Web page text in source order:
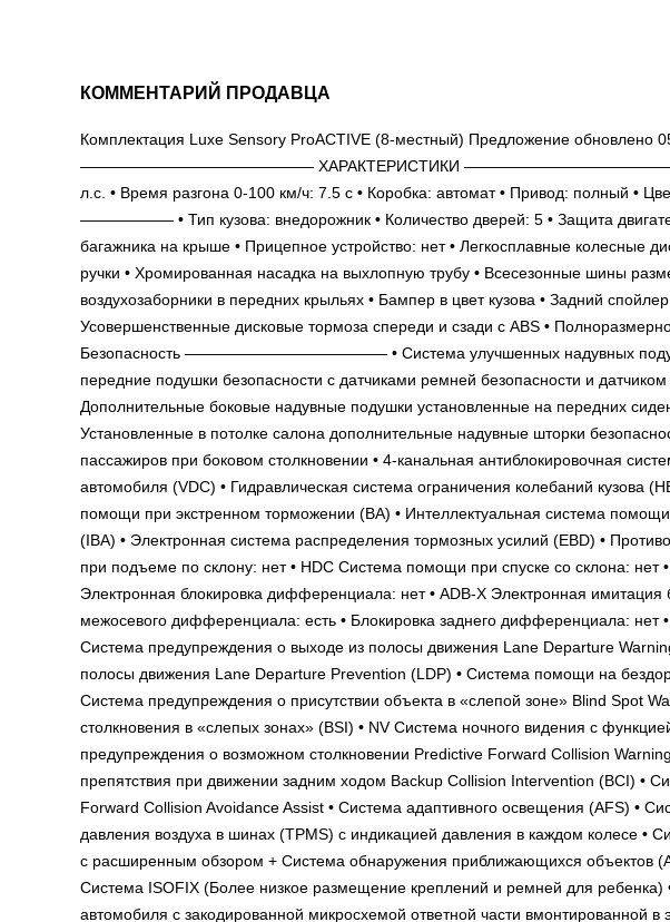
КОММЕНТАРИЙ ПРОДАВЦА
Комплектация Luxe Sensory ProACTIVE (8-местный) Предложение обновлено 05
——————————————— ХАРАКТЕРИСТИКИ ——————————————— •
л.с. • Время разгона 0-100 км/ч: 7.5 c • Коробка: автомат • Привод: полный
—————— • Тип кузова: внедорожник • Количество дверей: 5 • Защита
багажника на крыше • Прицепное устройство: нет • Легкосплавные колесные
ручки • Хромированная насадка на выхлопную трубу • Всесезонные шины
воздухозаборники в передних крыльях • Бампер в цвет кузова • Задний
Усовершенственные дисковые тормоза спереди и сзади с ABS •
Безопасность ————————————— • Система улучшенных надувных
передние подушки безопасности с датчиками ремней безопасности и
Дополнительные боковые надувные подушки установленные на передних
Установленные в потолке салона дополнительные надувные шторки
пассажиров при боковом столкновении • 4-канальная антиблокировочная
автомобиля (VDC) • Гидравлическая система ограничения колебаний кузова
помощи при экстренном торможении (BA) • Интеллектуальная система
(IBA) • Электронная система распределения тормозных усилий (EBD) •
при подъеме по склону: нет • HDC Система помощи при спуске со склона: нет
Электронная блокировка дифференциала: нет • ADB-X Электронная
межосевого дифференциала: есть • Блокировка заднего дифференциала: нет
Cистема предупреждения о выходе из полосы движения Lane Departure
полосы движения Lane Departure Prevention (LDP) • Система помощи на
Cистема предупреждения о присутствии объекта в «слепой зоне» Blind Spot
столкновения в «слепых зонах» (BSI) • NV Система ночного видения с
предупреждения о возможном столкновении Predictive Forward Collision
препятствия при движении задним ходом Backup Collision Intervention (BCI) •
Forward Collision Avoidance Assist • Система адаптивного освещения (AFS) •
давления воздуха в шинах (TPMS) с индикацией давления в каждом колесе •
с расширенным обзором + Система обнаружения приближающихся объектов
Система ISOFIX (Более низкое размещение креплений и ремней для ребенка)
автомобиля с закодированной микросхемой ответной части вмонтированной